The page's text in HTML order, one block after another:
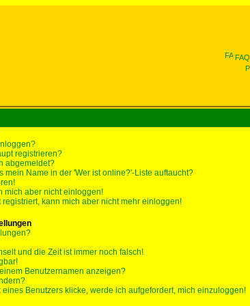
FAQ
registrieren?
abgemeldet?
mein Name in der 'Wer ist online?'-Liste auftaucht?
mich aber nicht einloggen!
registriert, kann mich aber nicht mehr einloggen!
und die Zeit ist immer noch falsch!
Benutzernamen anzeigen?
Benutzers klicke, werde ich aufgefordert, mich einzuloggen!